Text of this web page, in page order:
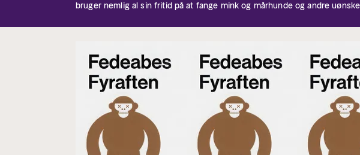
bruger nemlig al sin fritid på at fange mink og mårhunde og andre
hjemmefra, fordi hendes roomie holder Valentinsaften.
Fedeabes
fyraften med Fedeabe – som Anders Lund Madsen kalder sig på Twitter.
Fyraften er programmet til dig, som tager hjem fra arbejde, og stadig
noget før du kan sige til dig selv, at lige præcis denne dag ikke blot var
ligegyldig trædesten på vej mod graven - men derimod en dag, som var
gennemleve. Fordi den er fuld af oversete mirakler og undertrykte
fordi den betyder alverden for nogen. Fedeabe vil have, at den også skal